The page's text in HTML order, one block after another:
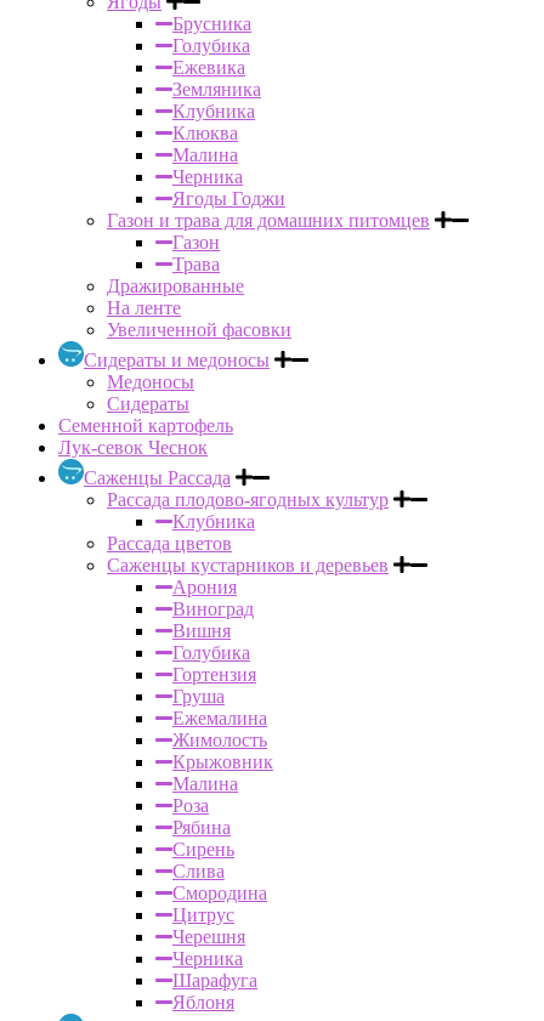
Брусника
Голубика
Ежевика
Земляника
Клубника
Клюква
Малина
Черника
Ягоды Годжи
Газон и трава для домашних питомцев
Газон
Трава
Дражированные
На ленте
Увеличенной фасовки
Сидераты и медоносы
Медоносы
Сидераты
Семенной картофель
Лук-севок Чеснок
Саженцы Рассада
Рассада плодово-ягодных культур
Клубника
Рассада цветов
Саженцы кустарников и деревьев
Арония
Виноград
Вишня
Голубика
Гортензия
Груша
Ежемалина
Жимолость
Крыжовник
Малина
Роза
Рябина
Сирень
Слива
Смородина
Цитрус
Черешня
Черника
Шарафуга
Яблоня